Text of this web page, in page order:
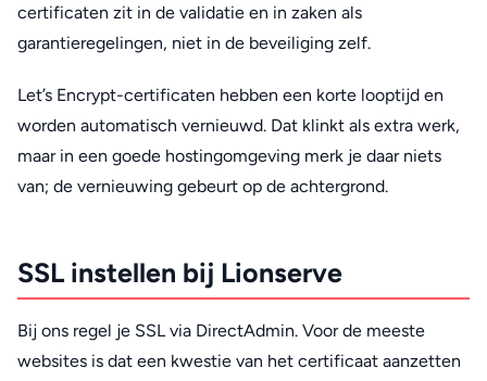
certificaten zit in de validatie en in zaken als
garantieregelingen, niet in de beveiliging zelf.
Let’s Encrypt-certificaten hebben een korte looptijd en
worden automatisch vernieuwd. Dat klinkt als extra werk,
maar in een goede hostingomgeving merk je daar niets
van; de vernieuwing gebeurt op de achtergrond.
SSL instellen bij Lionserve
Bij ons regel je SSL via DirectAdmin. Voor de meeste
websites is dat een kwestie van het certificaat aanzetten